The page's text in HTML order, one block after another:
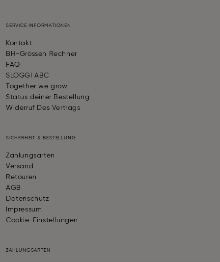
SERVICE INFORMATIONEN
Kontakt
BH-Grössen Rechner
FAQ
SLOGGI ABC
Together we grow
Status deiner Bestellung
Widerruf Des Vertrags
SICHERHEIT & BESTELLUNG
Zahlungsarten
Versand
Retouren
AGB
Datenschutz
Impressum
Cookie-Einstellungen
ZAHLUNGSARTEN